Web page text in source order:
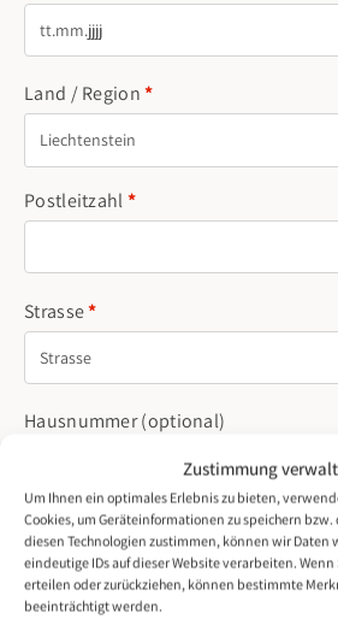
Zustimmung
Um Ihnen ein optimales Erlebnis zu bieten,
Cookies, um Geräteinformationen zu speichern bzw.
diesen Technologien zustimmen, können wir Daten
eindeutige IDs auf dieser Website verarbeiten.
erteilen oder zurückziehen, können bestimmte
beeinträchtigt werden.
Land / Region*
Liechtenstein
Postleitzahl*
Strasse*
Hausnummer(optional)
Ort / Stadt*